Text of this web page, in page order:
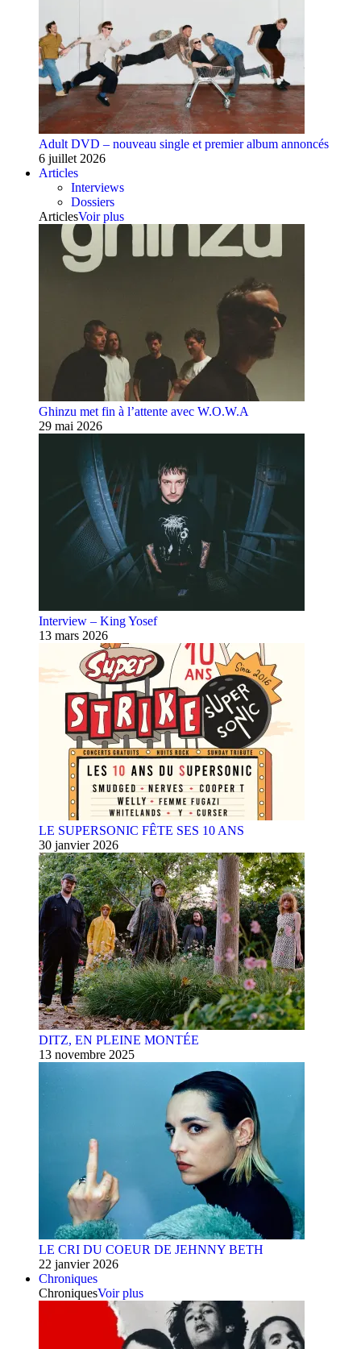
Adult DVD – nouveau single et premier album annoncés
6 juillet 2026
Articles
Interviews
Dossiers
ArticlesVoir plus
Ghinzu met fin à l’attente avec W.O.W.A
29 mai 2026
Interview – King Yosef
13 mars 2026
LE SUPERSONIC FÊTE SES 10 ANS
30 janvier 2026
DITZ, EN PLEINE MONTÉE
13 novembre 2025
LE CRI DU COEUR DE JEHNNY BETH
22 janvier 2026
Chroniques
ChroniquesVoir plus